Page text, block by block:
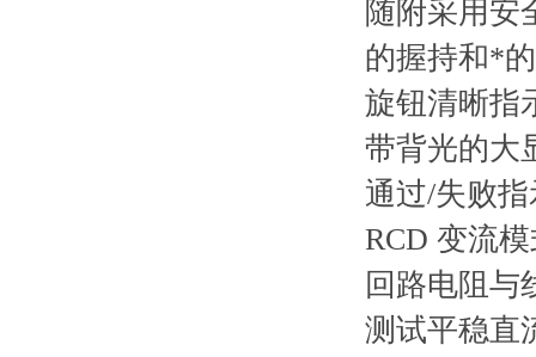
随附采用安
的握持和*
旋钮清晰指
带背光的大
通过/失败
RCD 变流
回路电阻与
测试平稳直